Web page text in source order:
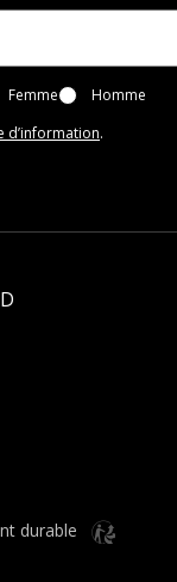
Femme
Homme
d’information.
durable